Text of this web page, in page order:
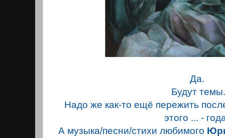
Да.
Будут темы.
Надо же как-то ещё пережить
этого ... -
А музыка/песни/стихи любимого